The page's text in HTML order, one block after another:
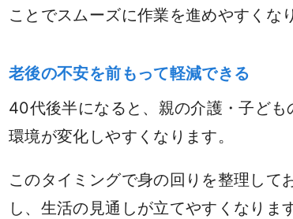
ことでスムーズに作業を進めやすくな
老後の不安を前もって軽減できる
40代後半になると、親の介護・子ど
環境が変化しやすくなります。
このタイミングで身の回りを整理して
し、生活の見通しが立てやすくなります